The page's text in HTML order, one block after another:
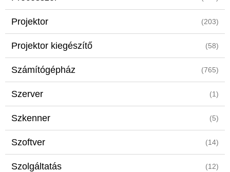
Projektor (203)
Projektor kiegészítő (58)
Számítógépház (765)
Szerver (1)
Szkenner (5)
Szoftver (14)
Szolgáltatás (12)